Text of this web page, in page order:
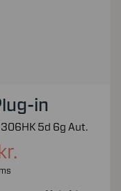
in
5d 6g Aut.